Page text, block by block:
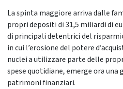
La spinta maggiore arriva dalle
propri depositi di 31,5 miliardi di
di principali detentrici del
in cui l’erosione del potere
nuclei a utilizzare parte delle
spese quotidiane, emerge ora
patrimoni finanziari.